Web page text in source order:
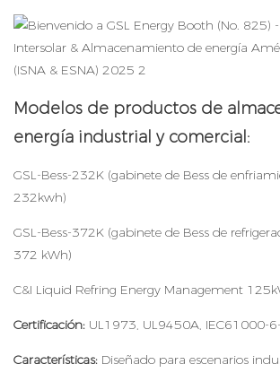
Modelos de productos de
energía industrial y comercial:
GSL-Bess-232K (gabinete de Bess de
232kwh)
GSL-Bess-372K (gabinete de Bess de
372 kWh)
C&I Liquid Refring Energy Management
Certificación: UL1973, UL9450A, IEC61000-
Características: Diseñado para escenarios